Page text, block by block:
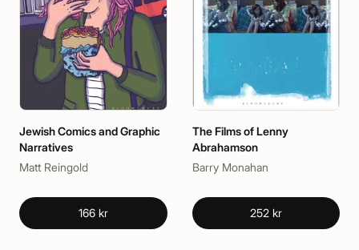
Jewish Comics and Graphic
Narratives
Matt Reingold
166 kr
The Films of Lenny
Abrahamson
Barry Monahan
252 kr